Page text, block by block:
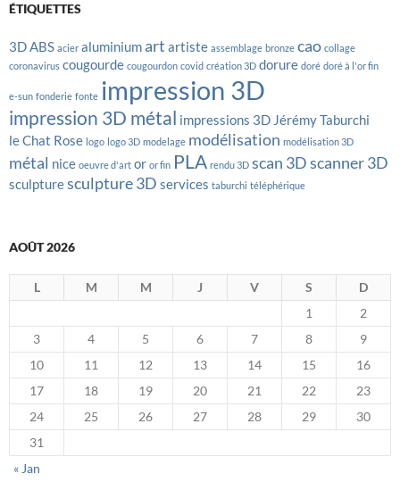
ÉTIQUETTES
3DABS acier aluminium art artiste assemblage bronze cao collage
coronavirus cougourde cougourdon covid création 3D dorure doré doré à l'or fin
e-sun fonderie fonte impression 3D
impression 3D métal impressions 3D Jérémy Taburchi
le Chat Rose logo logo 3D modelage modélisation modélisation 3D
métal nice oeuvre d'art or or fin PLA rendu 3D scan 3Dscanner 3D
sculpturesculpture 3D services taburchi téléphérique
AOÛT 2026
L M M J V S
D
1
2
3
4 5 6 7 8
9
10
11 12 13 14 15
16
17
18 19 20 21 22
23
24
25 26 27 28 29
30
31
« Jan